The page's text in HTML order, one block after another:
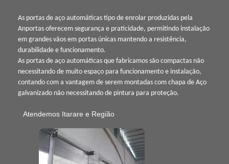
As portas de aço automáticas tipo de enrolar produzidas pela
Anportas oferecem segurança e praticidade, permitindo instalação
em grandes vãos em portas únicas mantendo a resistência,
durabilidade e funcionamento.
As portas de aço automáticas que fabricamos são compactas não
necessitando de muito espaço para funcionamento e instalação,
contando com a vantagem de serem montadas com chapa de Aço
galvanizado não necessitando de pintura para proteção.
Atendemos Itarare e Região